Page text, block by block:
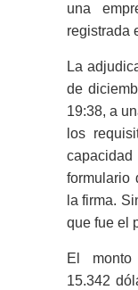
una
registrada
La
de
19:38, a
los
formulario
la firma.
que fue el
El
15.342